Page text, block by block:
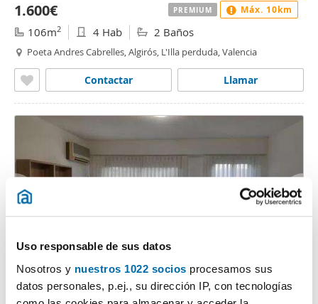
Uso responsable de sus datos
Nosotros y nuestros 1022 socios procesamos sus
datos personales, p.ej., su dirección IP, con tecnologías
1.600€
106m2 4 Hab 2 Baños
Poeta Andres Cabrelles, Algirós, L'Illa perduda, Valencia
Llamar
Contactar
PREMIUM Máx. 10km
1.400€ PREMIUM Máx. 10km